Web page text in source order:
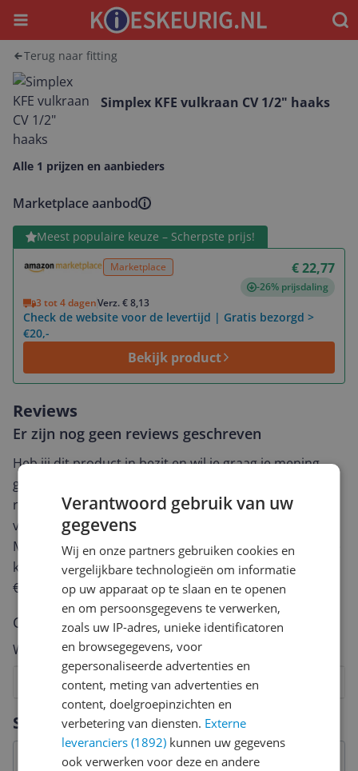
Menu
Terug naar fitting
Simplex KFE vulkraan CV 1/2" haaks
Alle 1 prijzen en aanbieders
Marketplace aanbod
Meest populaire keuze – Scherpste prijs!
Marketplace € 22,77
-26% prijsdaling
3 tot 4 dagenVerz. € 8,13
Check de website voor de levertijd | Gratis bezorgd >
€20,-
Bekijk product
Bekijk product
Specificaties
Reviews
Er zijn nog geen reviews geschreven
Heb jij dit product in bezit en wil je graag je mening
geven? Start dan hieronder met het schrijven van je
review. Afhankelijk van de details duurt het schrijven
van een review gemiddeld tussen de 3 en 10 minuten.
Met jouw mening help je andere bezoekers een betere
keuze te maken én maak je iedere maand kans op
€250,-!
Klik hier voor de actievoorwaarden.
Cijfer
Welk cijfer geef jij dit product?
7
6
5
4
3
2
Vraag 1 van 4
Verantwoord gebruik van uw
gegevens
Wij en onze partners gebruiken cookies en
vergelijkbare technologieën om informatie
op uw apparaat op te slaan en te openen
en om persoonsgegevens te verwerken,
zoals uw IP-adres, unieke identificatoren
en browsegegevens, voor
gepersonaliseerde advertenties en
content, meting van advertenties en
content, doelgroepinzichten en
verbetering van diensten. Externe
leveranciers (1892) kunnen uw gegevens
ook verwerken voor deze en andere